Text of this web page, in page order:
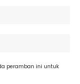
peramban ini untuk